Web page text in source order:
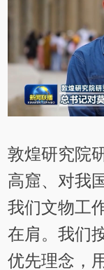
敦煌研究院
高窟、对我
我们文物工
在肩。我们
优先理念，